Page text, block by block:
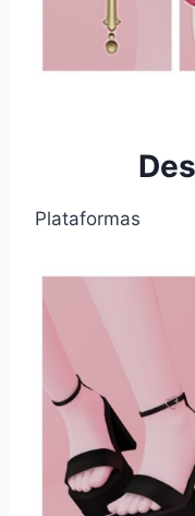
Plataformas